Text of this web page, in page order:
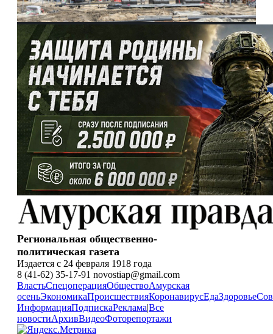
Региональная общественно-
политическая газета
Издается с 24 февраля 1918 года
8 (41-62) 35-17-91 novostiap@gmail.com
ВластьСпецоперацияОбществоАмурская
осеньЭкономикаПроисшествияКоронавирусЕдаЗдоровье
ИнформацияПодпискаРеклама|Все
новостиАрхивВидеоФоторепортажи